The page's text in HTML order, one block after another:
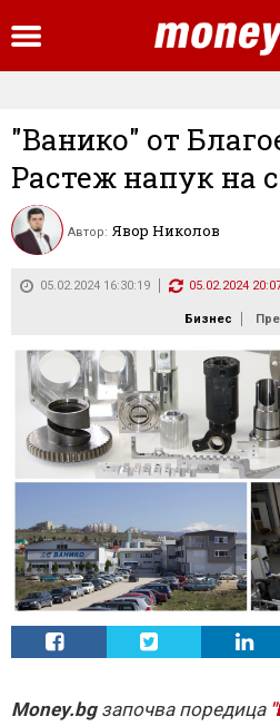
"Ванико" от
Растеж напук на
Автор: Явор Николов
05.02.2024 16:30:19 05.02.2024
Бизнес
Money.bg започва поредица